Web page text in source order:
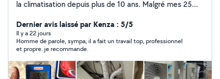
la climatisation depuis plus de 10 ans. Malgré mes 25
chantiers. Installation, dépannage, entretien, recherche
de fuite, pose de climatisation réversible, chauffe-eau,
sanitaires Je privilégie un travail propre, des tarifs justes
et la satisfaction de mes clients. N'hésitez pas à me
contacter pour discuter de votre projet
Dernier avis laissé par Kenza : 5/5
Il y a 22 jours
Homme de parole, sympa, il a fait un travail top, professionnel
et propre. je recommande.